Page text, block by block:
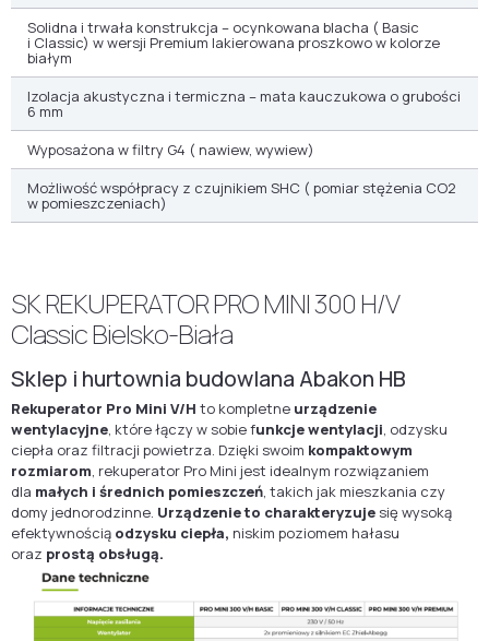
Solidna i trwała konstrukcja – ocynkowana blacha ( Basic
i Classic) w wersji Premium lakierowana proszkowo w kolorze
białym
Izolacja akustyczna i termiczna – mata kauczukowa o grubości
6 mm
Wyposażona w filtry G4 ( nawiew, wywiew)
Możliwość współpracy z czujnikiem SHC ( pomiar stężenia CO2
w pomieszczeniach)
SK REKUPERATOR PRO MINI 300 H/V
Classic Bielsko-Biała
Sklep i hurtownia budowlana Abakon HB
Rekuperator Pro Mini V/H to kompletne urządzenie
wentylacyjne, które łączy w sobie funkcje wentylacji , odzysku
ciepła oraz filtracji powietrza. Dzięki swoim kompaktowym
rozmiarom , rekuperator Pro Mini jest idealnym rozwiązaniem
dla małych i średnich pomieszczeń, takich jak mieszkania czy
domy jednorodzinne. Urządzenie to charakteryzujesię wysoką
efektywnością odzysku ciepła, niskim poziomem hałasu
oraz prostą obsługą.